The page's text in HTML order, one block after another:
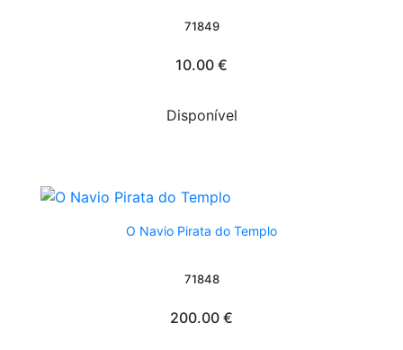
71849
10.00 €
Disponível
O Navio Pirata do Templo
71848
200.00 €